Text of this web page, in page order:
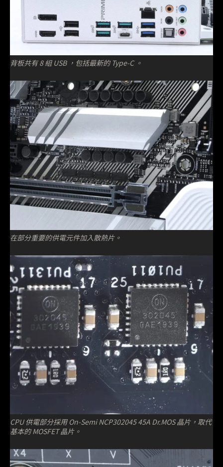
背板共有 8 組 USB ，包括最新的 Type-C 。
在部分重要的供電元件加入散熱片。
CPU 供電部分採用 On-Semi NCP302045 45A Dr.MOS 晶片，取代
基本的 MOSFET 晶片。